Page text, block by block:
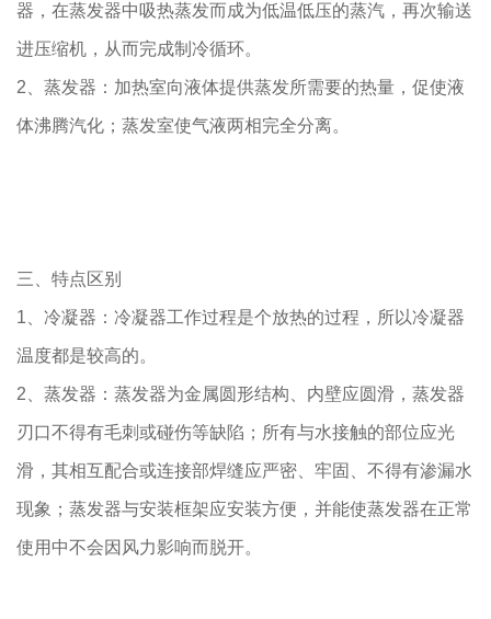
器，在蒸发器中吸热蒸发而成为低温低压的蒸汽，再次输送
进压缩机，从而完成制冷循环。
2、蒸发器：加热室向液体提供蒸发所需要的热量，促使液
体沸腾汽化；蒸发室使气液两相完全分离。
三、特点区别
1、冷凝器：冷凝器工作过程是个放热的过程，所以冷凝器
温度都是较高的。
2、蒸发器：蒸发器为金属圆形结构、内壁应圆滑，蒸发器
刃口不得有毛刺或碰伤等缺陷；所有与水接触的部位应光
滑，其相互配合或连接部焊缝应严密、牢固、不得有渗漏水
现象；蒸发器与安装框架应安装方便，并能使蒸发器在正常
使用中不会因风力影响而脱开。